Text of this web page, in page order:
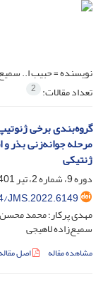
نویسنده =حبیب ا..
تعداد مقالات: 2
گرو‌ه‌بندی برخی
مرحله جوانه‌زنی بذر و
ژنتیکی
دوره 9، شماره 2، تیر 1401، صفحه
JMS.2022.6149
مهدی پرکار؛ محمد
سمیع‌زاده لاهیجی
مشاهده مقاله اصل